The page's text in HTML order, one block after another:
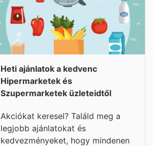
Heti ajánlatok a kedvenc
Hipermarketek és
Szupermarketek üzleteidtől
Akciókat keresel? Találd meg a
legjobb ajánlatokat és
kedvezményeket, hogy mindenen